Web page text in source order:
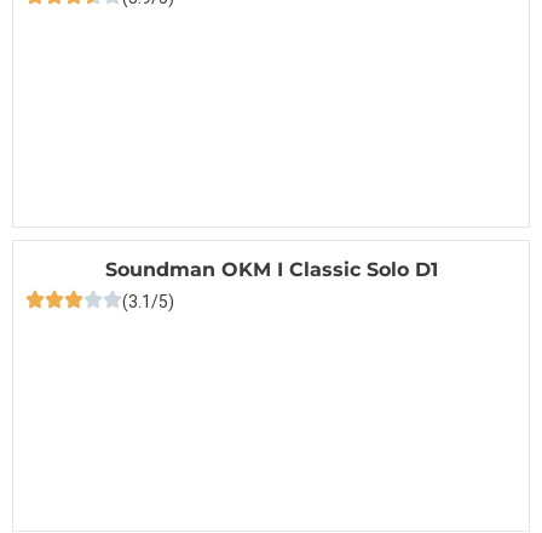
Soundman OKM I Classic Solo D1
(3.1/5)